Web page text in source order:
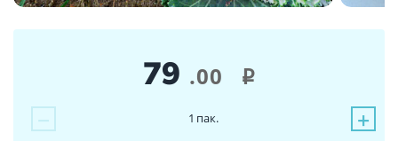
79 .00 i
− +
1 пак.